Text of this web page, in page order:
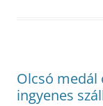
Olcsó medál
ingyenes